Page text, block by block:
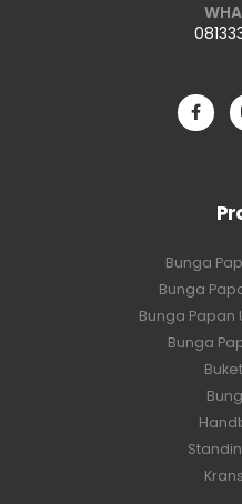
Bunga
Bunga
Bunga Papan
Bunga